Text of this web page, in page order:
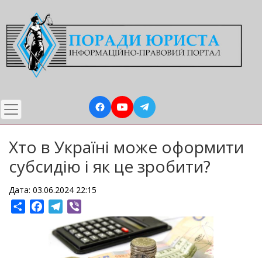
до
основного
вмісту
Хто в Україні може оформити
субсидію і як це зробити?
Дата: 03.06.2024 22:15
ShareFacebookTelegram